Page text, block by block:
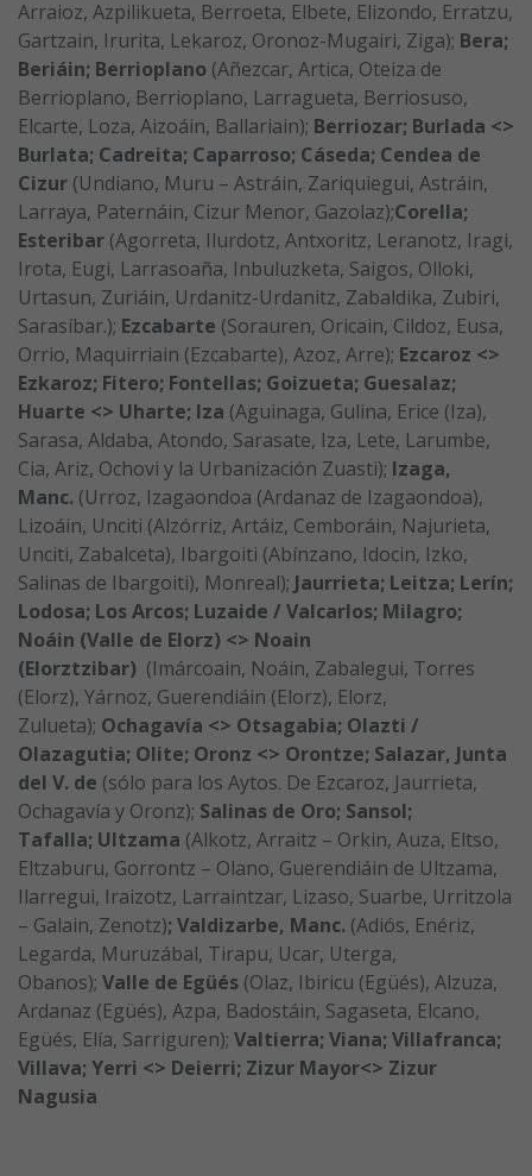
Arraioz, Azpilikueta, Berroeta, Elbete, Elizondo, Erratzu,
Gartzain, Irurita, Lekaroz, Oronoz-Mugairi, Ziga); Bera;
Beriáin; Berrioplano (Añezcar, Artica, Oteiza de
Berrioplano, Berrioplano, Larragueta, Berriosuso,
Elcarte, Loza, Aizoáin, Ballariain); Berriozar; Burlada <>
Burlata; Cadreita; Caparroso; Cáseda; Cendea de
Cizur (Undiano, Muru – Astráin, Zariquiegui, Astráin,
Larraya, Paternáin, Cizur Menor, Gazolaz);Corella;
Esteribar (Agorreta, Ilurdotz, Antxoritz, Leranotz, Iragi,
Irota, Eugi, Larrasoaña, Inbuluzketa, Saigos, Olloki,
Urtasun, Zuriáin, Urdanitz-Urdanitz, Zabaldika, Zubiri,
Sarasíbar.); Ezcabarte (Sorauren, Oricain, Cildoz, Eusa,
Orrio, Maquirriain (Ezcabarte), Azoz, Arre); Ezcaroz <>
Ezkaroz; Fitero; Fontellas; Goizueta; Guesalaz;
Huarte <> Uharte; Iza (Aguinaga, Gulina, Erice (Iza),
Sarasa, Aldaba, Atondo, Sarasate, Iza, Lete, Larumbe,
Cia, Ariz, Ochovi y la Urbanización Zuasti); Izaga,
Manc. (Urroz, Izagaondoa (Ardanaz de Izagaondoa),
Lizoáin, Unciti (Alzórriz, Artáiz, Cemboráin, Najurieta,
Unciti, Zabalceta), Ibargoiti (Abínzano, Idocin, Izko,
Salinas de Ibargoiti), Monreal); Jaurrieta; Leitza; Lerín;
Lodosa; Los Arcos; Luzaide / Valcarlos; Milagro;
Noáin (Valle de Elorz) <> Noain
(Elorztzibar) (Imárcoain, Noáin, Zabalegui, Torres
(Elorz), Yárnoz, Guerendiáin (Elorz), Elorz,
Zulueta); Ochagavía <> Otsagabia; Olazti /
Olazagutia; Olite; Oronz <> Orontze; Salazar, Junta
del V. de (sólo para los Aytos. De Ezcaroz, Jaurrieta,
Ochagavía y Oronz); Salinas de Oro; Sansol;
Tafalla; Ultzama (Alkotz, Arraitz – Orkin, Auza, Eltso,
Eltzaburu, Gorrontz – Olano, Guerendiáin de Ultzama,
Ilarregui, Iraizotz, Larraintzar, Lizaso, Suarbe, Urritzola
– Galain, Zenotz); Valdizarbe, Manc. (Adiós, Enériz,
Legarda, Muruzábal, Tirapu, Ucar, Uterga,
Obanos); Valle de Egüés (Olaz, Ibiricu (Egüés), Alzuza,
Ardanaz (Egüés), Azpa, Badostáin, Sagaseta, Elcano,
Egüés, Elía, Sarriguren); Valtierra; Viana; Villafranca;
Villava; Yerri <> Deierri; Zizur Mayor<> Zizur
Nagusia